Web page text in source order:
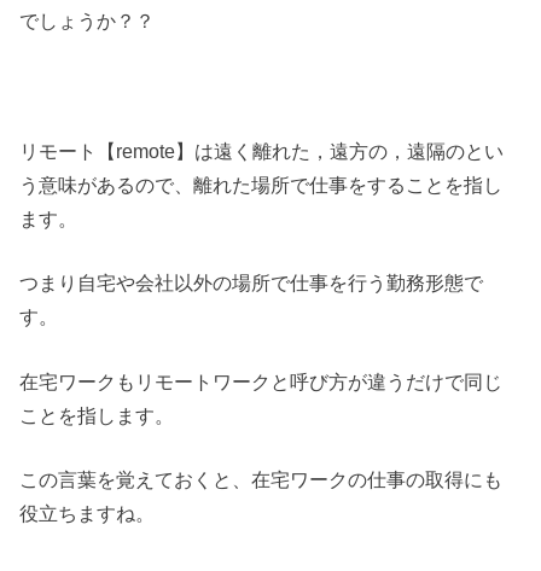
でしょうか？？
リモート【remote】は遠く離れた，遠方の，遠隔のとい
う意味があるので、離れた場所で仕事をすることを指し
ます。
つまり自宅や会社以外の場所で仕事を行う勤務形態で
す。
在宅ワークもリモートワークと呼び方が違うだけで同じ
ことを指します。
この言葉を覚えておくと、在宅ワークの仕事の取得にも
役立ちますね。